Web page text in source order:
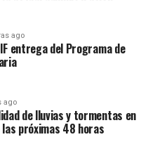
ago
entrega del Programa de
ago
de lluvias y tormentas en
próximas 48 horas